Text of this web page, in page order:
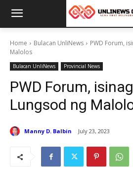
Home Bulacan UnliNews
PWD Forum,
Malolos
Bulacan UnliNews Provincial News
PWD Forum,
Lungsod ng
Manny D. Balbin July 23, 2023